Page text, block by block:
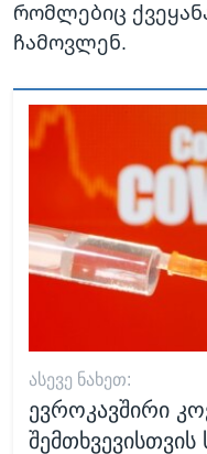
რომლებიც
ჩამოვლენ.
ᲐᲡᲔᲕᲔ ᲜᲐᲮᲔᲗ:
ევროკავშირი
შემთხვევისთვის